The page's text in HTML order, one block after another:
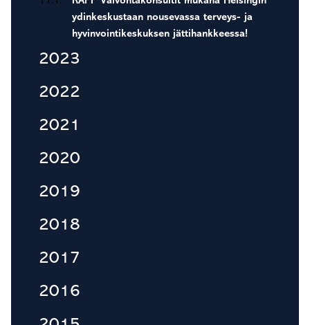
ydinkeskustaan nousevassa terveys- ja
hyvinvointikeskuksen jättihankkeessa!
2023
2022
2021
2020
2019
2018
2017
2016